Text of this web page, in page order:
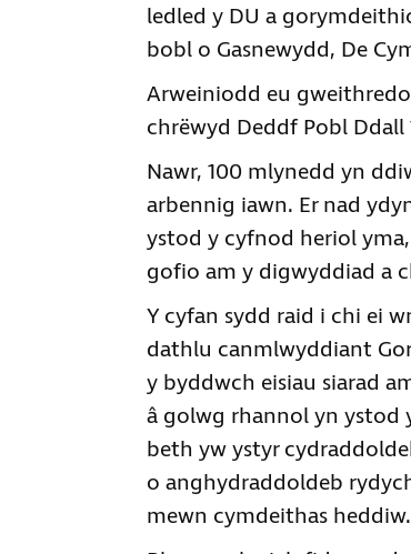
ledled y DU a
bobl o Gasnewydd, De
Arweiniodd eu
chrëwyd Deddf Pobl
Nawr, 100 mlynedd yn
arbennig iawn. Er nad
ystod y cyfnod heriol
gofio am y digwyddiad a
Y cyfan sydd raid i chi ei
dathlu canmlwyddiant
y byddwch eisiau siarad
â golwg rhannol yn ystod
beth yw ystyr
o anghydraddoldeb
mewn cymdeithas heddiw.